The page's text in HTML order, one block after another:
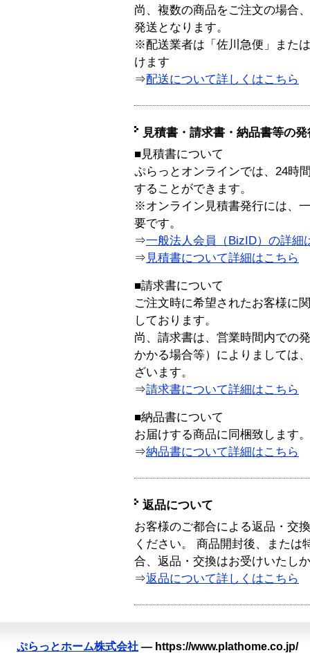
尚、複数の商品をご注文の場合
発送となります。
※配送業者は「佐川急便」また
けます
⇒配送について詳しくはこちら
見積書・請求書・納品書等の
■見積書について
ぷらっとオンラインでは、24時
することができます。
※オンライン見積書発行には、
要です。
⇒一般法人会員（BizID）の詳細
⇒ 見積書について詳細はこちら
■請求書について
ご注文時に希望されたお客様に
しております。
尚、請求書は、営業時間内での
かかる場合等）によりましては
ざいます。
⇒請求書について詳細はこちら
■納品書について
お届けする商品に同梱致します。
⇒納品書について詳細はこちら
返品について
お客様のご都合による返品・交
ください。 商品開封後、または
合、返品・交換はお受けいたし
⇒返品について詳しくはこちら
ぷらっとホーム株式会社 — https://www.plathome.co.jp/